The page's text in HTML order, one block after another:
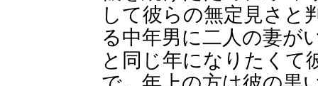
して彼らの無定見さと
る中年男に二人の妻が
と同じ年になりたくて